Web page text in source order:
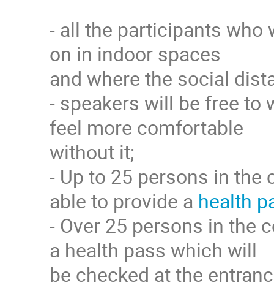
- all the participants who
on in indoor spaces
and where the social
- speakers will be free to
feel more comfortable
without it;
- Up to 25 persons in the
able to provide a health
- Over 25 persons in the
a health pass which will
be checked at the